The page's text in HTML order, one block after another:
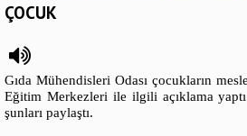
ÇOCUK
Gıda Mühendisleri Odası çocukların
Eğitim Merkezleri ile ilgili açıklama yaptı.
şunları paylaştı.